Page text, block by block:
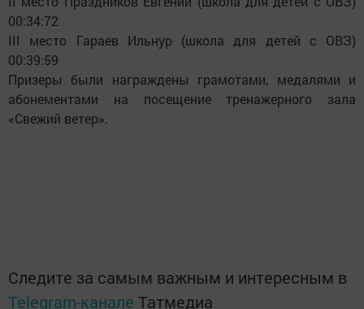
00:34:72
III место Гараев Ильнур (школа для детей с ОВЗ)
00:39:59
Призеры были награждены грамотами, медалями и
абонементами на посещение тренажерного зала
«Свежий ветер».
Следите за самым важным и интересным в
Telegram-канале Татмедиа